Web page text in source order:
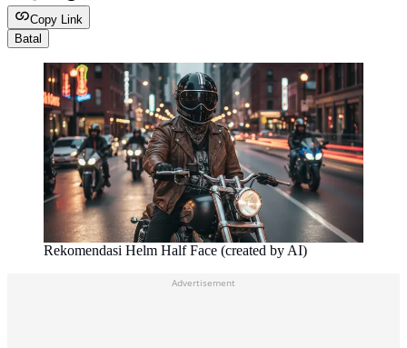
Copy Link
Batal
Rekomendasi Helm Half Face (created by AI)
Advertisement